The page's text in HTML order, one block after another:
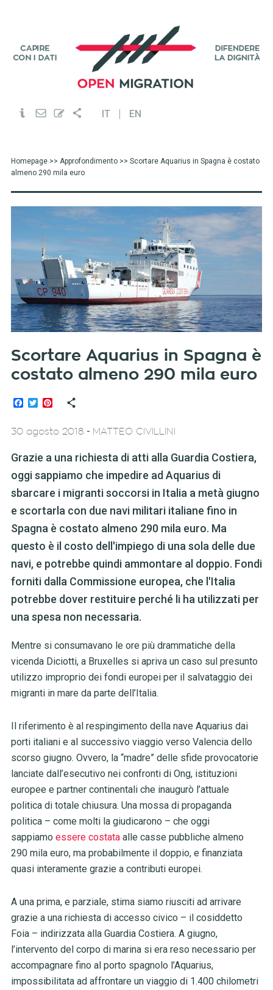
IT EN
Homepage>> Approfondimento>> Scortare Aquarius in Spagna è costato
almeno 290 mila euro
Scortare Aquarius in Spagna è
costato almeno 290 mila euro
Facebook
TwitterPinterest
30 agosto 2018 - MATTEO CIVILLINI
Grazie a una richiesta di atti alla Guardia Costiera,
oggi sappiamo che impedire ad Aquarius di
sbarcare i migranti soccorsi in Italia a metà giugno
e scortarla con due navi militari italiane fino in
Spagna è costato almeno 290 mila euro. Ma
questo è il costo dell'impiego di una sola delle due
navi, e potrebbe quindi ammontare al doppio. Fondi
forniti dalla Commissione europea, che l'Italia
potrebbe dover restituire perché li ha utilizzati per
una spesa non necessaria.
Mentre si consumavano le ore più drammatiche della
vicenda Diciotti, a Bruxelles si apriva un caso sul presunto
utilizzo improprio dei fondi europei per il salvataggio dei
migranti in mare da parte dell’Italia.
Il riferimento è al respingimento della nave Aquarius dai
porti italiani e al successivo viaggio verso Valencia dello
scorso giugno. Ovvero, la “madre” delle sfide provocatorie
lanciate dall’esecutivo nei confronti di Ong, istituzioni
europee e partner continentali che inaugurò l’attuale
politica di totale chiusura. Una mossa di propaganda
politica – come molti la giudicarono – che oggi
sappiamo essere costataalle casse pubbliche almeno
290 mila euro, ma probabilmente il doppio, e finanziata
quasi interamente grazie a contributi europei.
A una prima, e parziale, stima siamo riusciti ad arrivare
grazie a una richiesta di accesso civico – il cosiddetto
Foia – indirizzata alla Guardia Costiera. A giugno,
l’intervento del corpo di marina si era reso necessario per
accompagnare fino al porto spagnolo l’Aquarius,
impossibilitata ad affrontare un viaggio di 1.400 chilometri